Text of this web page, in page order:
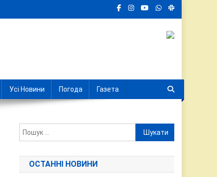
Усі Новини Погода Газета
Пошук:
ОСТАННІ НОВИНИ